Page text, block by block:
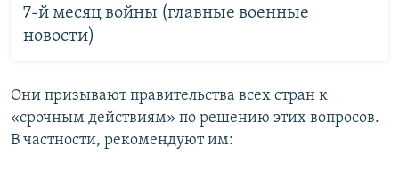
7-й месяц войны (главные военные
новости)
Они призывают правительства всех стран к
«срочным действиям» по решению этих вопросов.
В частности, рекомендуют им: